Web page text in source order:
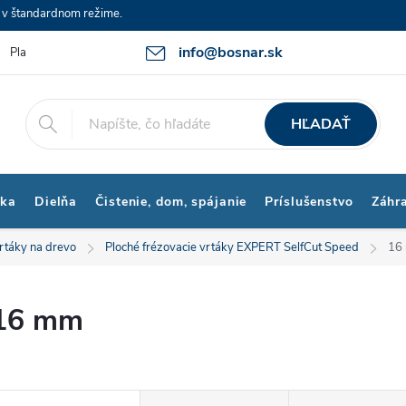
štandardnom režime.
info@bosnar.sk
Platby a Doprava Kontakty Obchodné podmienky
HĽADAŤ
Dielňa Čistenie, dom, spájanie Príslušenstvo
na drevo Ploché frézovacie vrtáky EXPERT SelfCut Speed 16
mm